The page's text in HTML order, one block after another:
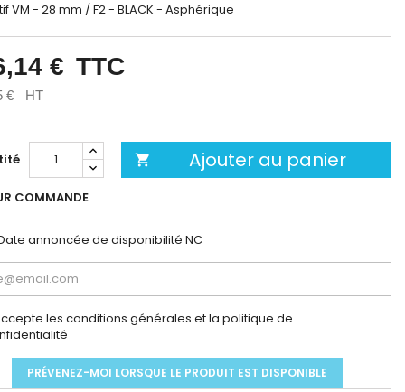
VM - 28 mm / F2 - BLACK - Asphérique
€ TTC
€ HT
 Ajouter au panier
COMMANDE
annoncée de disponibilité NC
les conditions générales et la politique de
PRÉVENEZ-MOI LORSQUE LE PRODUIT EST DISPONIBLE